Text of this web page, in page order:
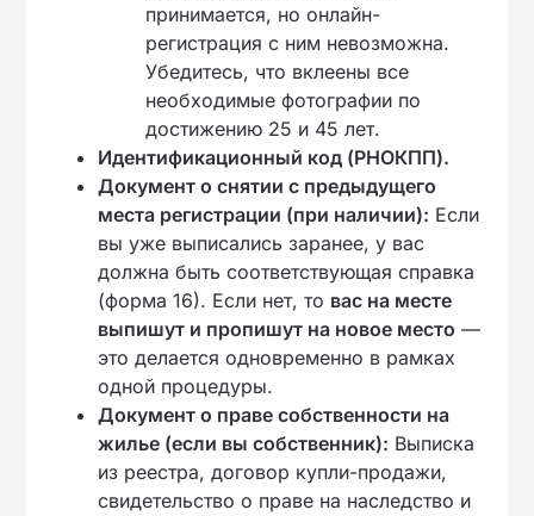
принимается, но онлайн-
регистрация с ним невозможна.
Убедитесь, что вклеены все
необходимые фотографии по
достижению 25 и 45 лет.
Идентификационный код (РНОКПП).
Документ о снятии с предыдущего
места регистрации (при наличии): Если
вы уже выписались заранее, у вас
должна быть соответствующая справка
(форма 16). Если нет, то вас на месте
выпишут и пропишут на новое место —
это делается одновременно в рамках
одной процедуры.
Документ о праве собственности на
жилье (если вы собственник): Выписка
из реестра, договор купли-продажи,
свидетельство о праве на наследство и